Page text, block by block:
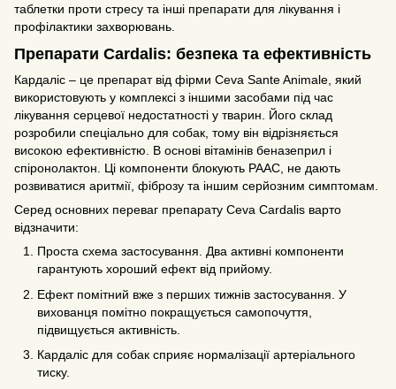
таблетки проти стресу та інші препарати для лікування і
профілактики захворювань.
Препарати Cardalis: безпека та ефективність
Кардаліс – це препарат від фірми Ceva Sante Animale, який
використовують у комплексі з іншими засобами під час
лікування серцевої недостатності у тварин. Його склад
розробили спеціально для собак, тому він відрізняється
високою ефективністю. В основі вітамінів беназеприл і
спіронолактон. Ці компоненти блокують РААС, не дають
розвиватися аритмії, фіброзу та іншим серйозним симптомам.
Серед основних переваг препарату Ceva Cardalis варто
відзначити:
Проста схема застосування. Два активні компоненти
гарантують хороший ефект від прийому.
Ефект помітний вже з перших тижнів застосування. У
вихованця помітно покращується самопочуття,
підвищується активність.
Кардаліс для собак сприяє нормалізації артеріального
тиску.